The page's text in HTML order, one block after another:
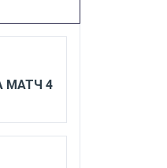
МАТЧ 4